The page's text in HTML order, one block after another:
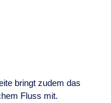
bringt zudem das
Fluss mit.